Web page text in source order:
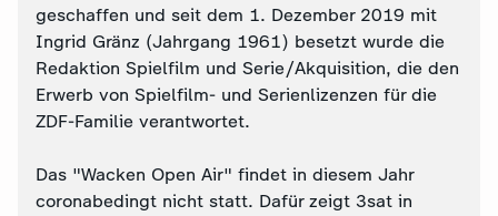
geschaffen und seit dem 1. Dezember 2019 mit
Ingrid Gränz (Jahrgang 1961) besetzt wurde die
Redaktion Spielfilm und Serie/Akquisition, die den
Erwerb von Spielfilm- und Serienlizenzen für die
ZDF-Familie verantwortet.
Das "Wacken Open Air" findet in diesem Jahr
coronabedingt nicht statt. Dafür zeigt 3sat in